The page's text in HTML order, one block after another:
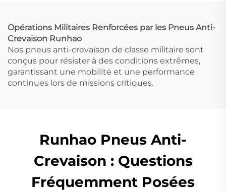
Opérations Militaires Renforcées par les Pneus Anti-
Crevaison Runhao
Nos pneus anti-crevaison de classe militaire sont
conçus pour résister à des conditions extrêmes,
garantissant une mobilité et une performance
continues lors de missions critiques.
Runhao Pneus Anti-
Crevaison : Questions
Fréquemment Posées